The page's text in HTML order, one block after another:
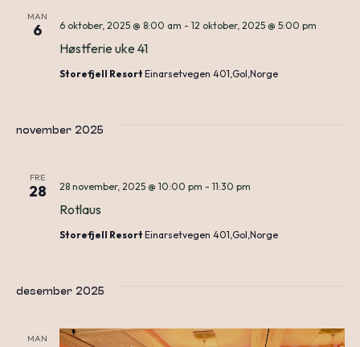
MAN
6
Høstferie uke 41
6 oktober, 2025 @ 8:00 am - 12 oktober, 2025 @ 5:00 pm
Storefjell Resort Einarsetvegen 401,Gol,Norge
november 2025
FRE
28
Rotlaus
28 november, 2025 @ 10:00 pm - 11:30 pm
Storefjell Resort Einarsetvegen 401,Gol,Norge
desember 2025
MAN